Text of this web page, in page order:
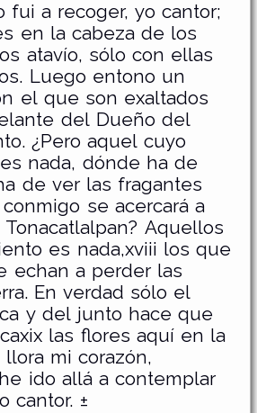
fui a recoger, yo cantor;
en la cabeza de los
atavío, sólo con ellas
Luego entono un
el que son exaltados
del Dueño del
¿Pero aquel cuyo
nada, dónde ha de
de ver las fragantes
se acercará a
Aquellos
es nada,xviii los que
echan a perder las
En verdad sólo el
y del junto hace que
las flores aquí en la
mi corazón,
ido allá a contemplar
cantor. ±